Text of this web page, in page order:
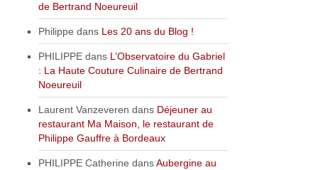
de Bertrand Noeureuil
Philippe dans Les 20 ans du Blog !
PHILIPPE dans L’Observatoire du Gabriel
: La Haute Couture Culinaire de Bertrand
Noeureuil
Laurent Vanzeveren dans Déjeuner au
restaurant Ma Maison, le restaurant de
Philippe Gauffre à Bordeaux
PHILIPPE Catherine dansAubergine au